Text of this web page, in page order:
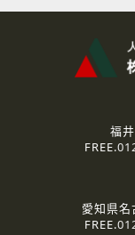
資料送付、受講
その他、お問い
なお、ご連絡手段
2.個人情報の第三
ご提供いただいた
3.個人情報の取り
弊社の定める個人
人情報を委託する
福
FREE.
愛知県
FREE.